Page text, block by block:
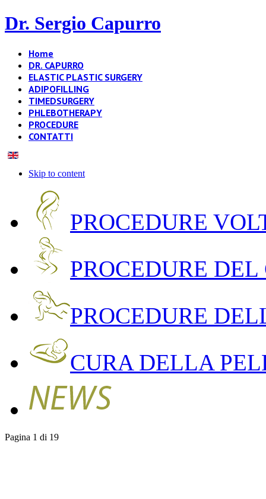
Dr. Sergio Capurro
Home
DR. CAPURRO
ELASTIC PLASTIC SURGERY
ADIPOFILLING
TIMEDSURGERY
PHLEBOTHERAPY
PROCEDURE
CONTATTI
Skip to content
PROCEDURE
PROCEDURE DEL
PROCEDURE
CURA DELLA
Pagina 1 di 19